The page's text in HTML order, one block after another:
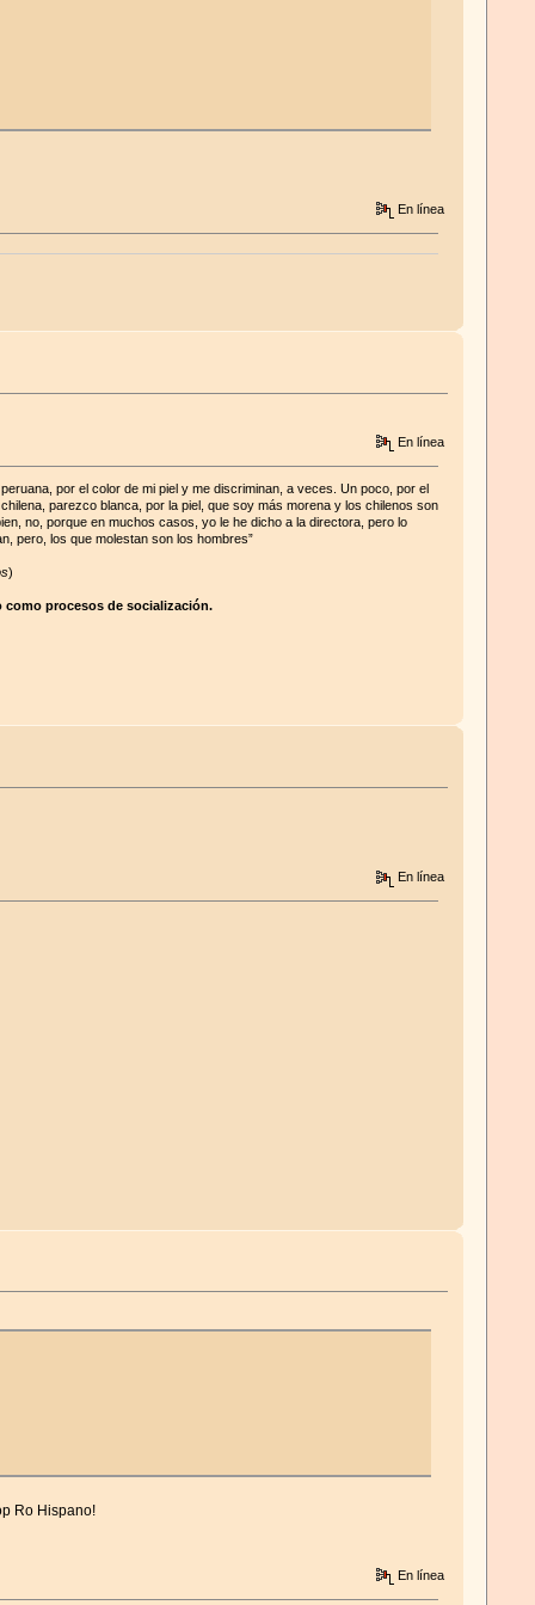
En línea
En línea
por el color de mi piel y me discriminan, a veces. Un poco, por el
parezco blanca, por la piel, que soy más morena y los chilenos son
no, porque en muchos casos, yo le he dicho a la directora, pero lo
pero, los que molestan son los hombres”
)
como procesos de socialización.
En línea
Ro Hispano!
En línea